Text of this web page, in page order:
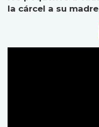
la cárcel a su